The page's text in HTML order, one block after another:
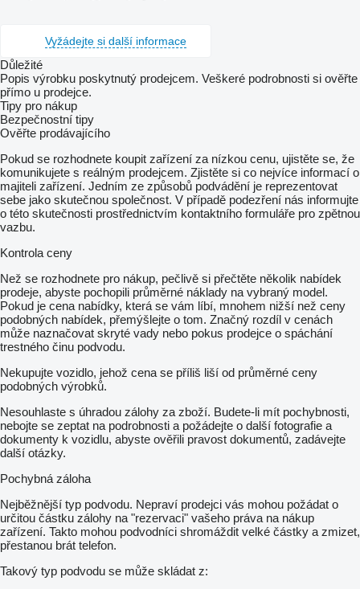
Vyžádejte si další informace
Důležité
Popis výrobku poskytnutý prodejcem. Veškeré podrobnosti si ověřte
přímo u prodejce.
Tipy pro nákup
Bezpečnostní tipy
Ověřte prodávajícího
Pokud se rozhodnete koupit zařízení za nízkou cenu, ujistěte se, že
komunikujete s reálným prodejcem. Zjistěte si co nejvíce informací o
majiteli zařízení. Jedním ze způsobů podvádění je reprezentovat
sebe jako skutečnou společnost. V případě podezření nás informujte
o této skutečnosti prostřednictvím kontaktního formuláře pro zpětnou
vazbu.
Kontrola ceny
Než se rozhodnete pro nákup, pečlivě si přečtěte několik nabídek
prodeje, abyste pochopili průměrné náklady na vybraný model.
Pokud je cena nabídky, která se vám líbí, mnohem nižší než ceny
podobných nabídek, přemýšlejte o tom. Značný rozdíl v cenách
může naznačovat skryté vady nebo pokus prodejce o spáchání
trestného činu podvodu.
Nekupujte vozidlo, jehož cena se příliš liší od průměrné ceny
podobných výrobků.
Nesouhlaste s úhradou zálohy za zboží. Budete-li mít pochybnosti,
nebojte se zeptat na podrobnosti a požádejte o další fotografie a
dokumenty k vozidlu, abyste ověřili pravost dokumentů, zadávejte
další otázky.
Pochybná záloha
Nejběžnější typ podvodu. Nepraví prodejci vás mohou požádat o
určitou částku zálohy na "rezervaci" vašeho práva na nákup
zařízení. Takto mohou podvodníci shromáždit velké částky a zmizet,
přestanou brát telefon.
Takový typ podvodu se může skládat z: